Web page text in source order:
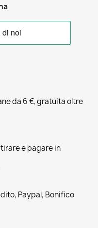
da 6 €, gratuita oltre
e pagare in
Paypal, Bonifico